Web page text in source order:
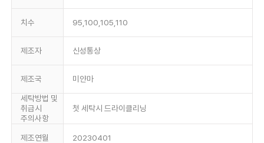
치수 95,100,105,110
제조자 신성통상
제조국 미얀마
세탁방법 및
취급시
주의사항
첫 세탁시 드라이클리닝
제조연월 20230401